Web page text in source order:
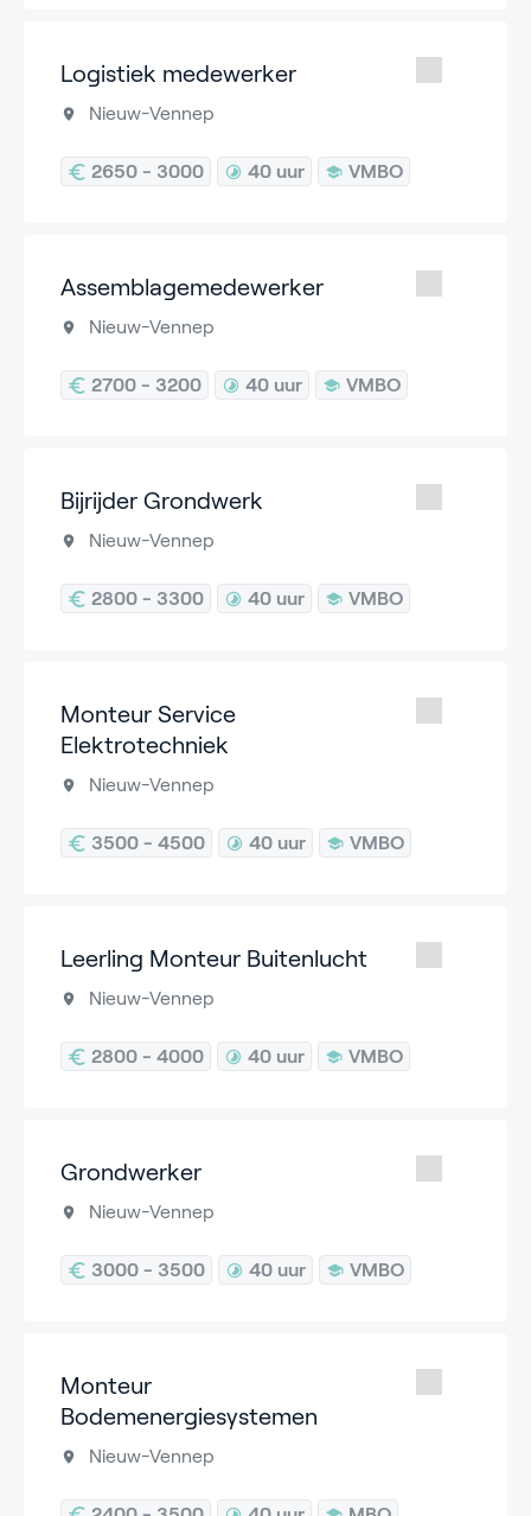
Logistiek medewerker
Nieuw-Vennep
2650 - 3000 40 uur VMBO
Assemblagemedewerker
Nieuw-Vennep
2700 - 3200 40 uur VMBO
Bijrijder Grondwerk
Nieuw-Vennep
2800 - 3300 40 uur VMBO
Monteur Service
Elektrotechniek
Nieuw-Vennep
3500 - 4500 40 uur VMBO
Leerling Monteur Buitenlucht
Nieuw-Vennep
2800 - 4000 40 uur VMBO
Grondwerker
Nieuw-Vennep
3000 - 3500 40 uur VMBO
Monteur
Bodemenergiesystemen
Nieuw-Vennep